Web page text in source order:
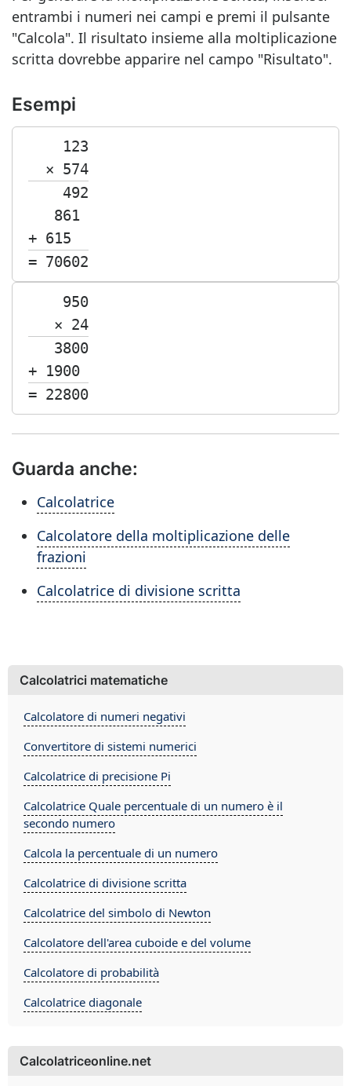
entrambi i numeri nei campi e premi il pulsante
"Calcola". Il risultato insieme alla moltiplicazione
scritta dovrebbe apparire nel campo "Risultato".
Esempi
123
× 574
492
861
+ 615
= 70602
950
× 24
3800
+ 1900
= 22800
Guarda anche:
Calcolatrice
Calcolatore della moltiplicazione delle
frazioni
Calcolatrice di divisione scritta
Calcolatrici matematiche
Calcolatore di numeri negativi
Convertitore di sistemi numerici
Calcolatrice di precisione Pi
Calcolatrice Quale percentuale di un numero è il
secondo numero
Calcola la percentuale di un numero
Calcolatrice di divisione scritta
Calcolatrice del simbolo di Newton
Calcolatore dell'area cuboide e del volume
Calcolatore di probabilità
Calcolatrice diagonale
Calcolatriceonline.net